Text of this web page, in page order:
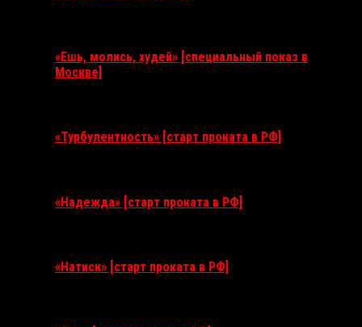
«Ешь, молись, худей» [специальный показ в
Москве]
«Турбулентность» [старт проката в РФ]
«Надежда» [старт проката в РФ]
«Натиск» [старт проката в РФ]